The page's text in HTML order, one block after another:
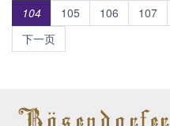
104
105 106 107
下一页